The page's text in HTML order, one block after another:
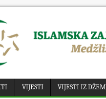
VIJESTI VIJESTI IZ